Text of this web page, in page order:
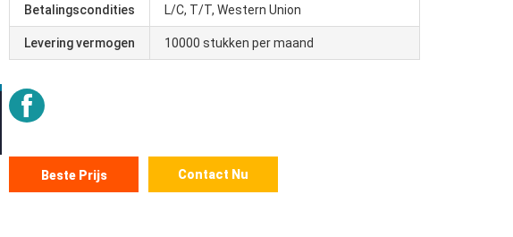
Betalingscondities L/C, T/T, Western Union
Levering vermogen 10000 stukken per maand
Beste Prijs Contact Nu